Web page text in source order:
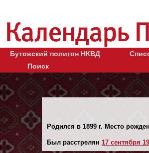
Бутовский полигон НКВД
Поиск
Родился в 1899 г. Место
Был расстрелян 17 сентября